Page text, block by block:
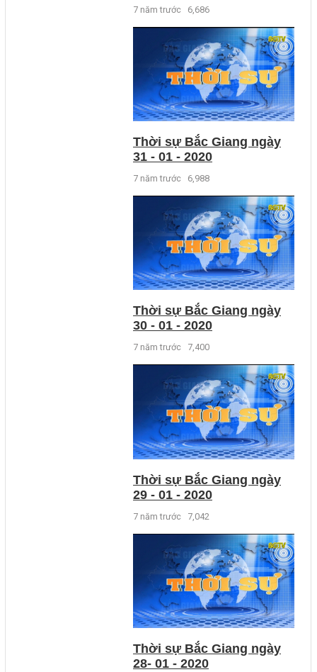
7 năm trước 6,686
Thời sự Bắc Giang ngày
31 - 01 - 2020
7 năm trước 6,988
Thời sự Bắc Giang ngày
30 - 01 - 2020
7 năm trước 7,400
Thời sự Bắc Giang ngày
29 - 01 - 2020
7 năm trước 7,042
Thời sự Bắc Giang ngày
28- 01 - 2020